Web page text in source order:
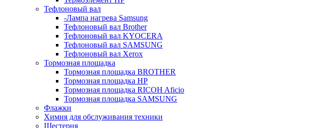
Тефлоновый вал
-Лампа нагрева Samsung
Тефлоновый вал Brother
Тефлоновый вал KYOCERA
Тефлоновый вал SAMSUNG
Тефлоновый вал Xerox
Тормозная площадка
Тормозная площадка BROTHER
Тормозная площадка HP
Тормозная площадка RICOH Aficio
Тормозная площадка SAMSUNG
Флажки
Химия для обслуживания техники
Шестерня